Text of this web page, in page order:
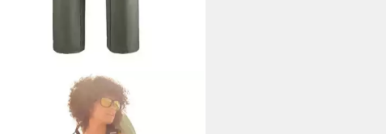
LASCANA ACTIVE
Trekkinghose 2-in 1-Hose mit
abnehmbaren Hosenbeinen